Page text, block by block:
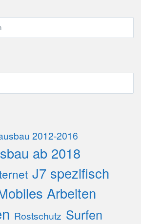
2012-2016
ab 2018
J7 spezifisch
Arbeiten
Rostschutz Surfen